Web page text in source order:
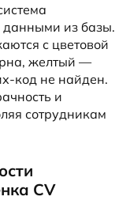
данными из базы.
с цветовой
желтый —
код не найден.
и
сотрудникам
CV